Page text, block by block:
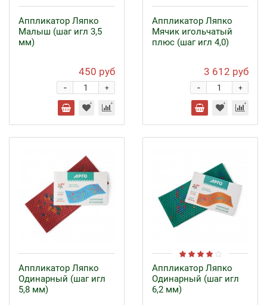
Аппликатор Ляпко
Малыш (шаг игл 3,5
мм)
450 руб
+
-
Аппликатор Ляпко
Мячик игольчатый
плюс (шаг игл 4,0)
3 612 руб
+
-
Аппликатор Ляпко
Одинарный (шаг игл
5,8 мм)
Аппликатор Ляпко
Одинарный (шаг игл
6,2 мм)